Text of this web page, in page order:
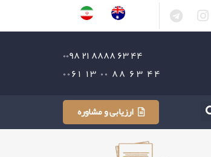
۴۴ ۶۳ ۸۸۸۸ ۲۱ ۰۰۹۸
۴۴ ۶۳ ۸۸ ۰۰ ۱۳ ۰۰۶۱
ارزیابی و مشاوره